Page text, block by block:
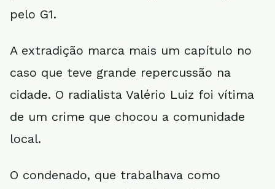
pelo G1.
A extradição marca mais um capítulo no
caso que teve grande repercussão na
cidade. O radialista Valério Luiz foi vítima
de um crime que chocou a comunidade
local.
O condenado, que trabalhava como